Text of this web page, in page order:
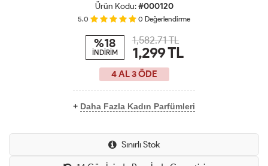
Ürün Kodu:#000120
5.0 0 Değerlendirme
%18
İNDİRİM
1,582.71 TL
1,299TL
4 AL 3 ÖDE
+ Daha Fazla Kadın Parfümleri
Sınırlı Stok